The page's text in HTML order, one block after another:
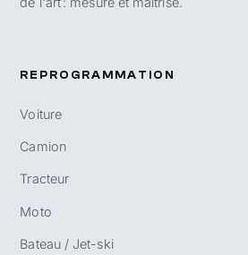
REPROGRAMMATION
Voiture
Camion
Tracteur
Moto
Bateau / Jet-ski